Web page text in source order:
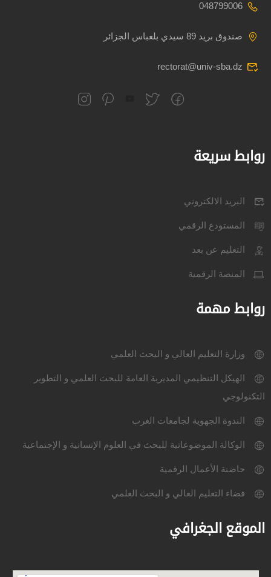
048799006
صندوق بريد 89 سيدي بلعباس الجزائر
rectorat@univ-sba.dz
روابط سريعة
البريد الالكتروني
المستودع الرقمي
التعليم عن بعد
المنصة الرقمية
روابط مهمة
وزارة التعليم العالي و البحث العلمي
الهيكل التنظيمي المديرية العامة للبحث العلمي و التطوير
التكنولوجي
الندوة الجهوية لجامعات الغرب
الوكالة الموضوعاتية للبحث في العلوم الإنسانية و الإجتماعية
حاضنة الأعمال الرقمية
فضاء التعليم العالي و البحث العلمي
الموقع الجغرافي